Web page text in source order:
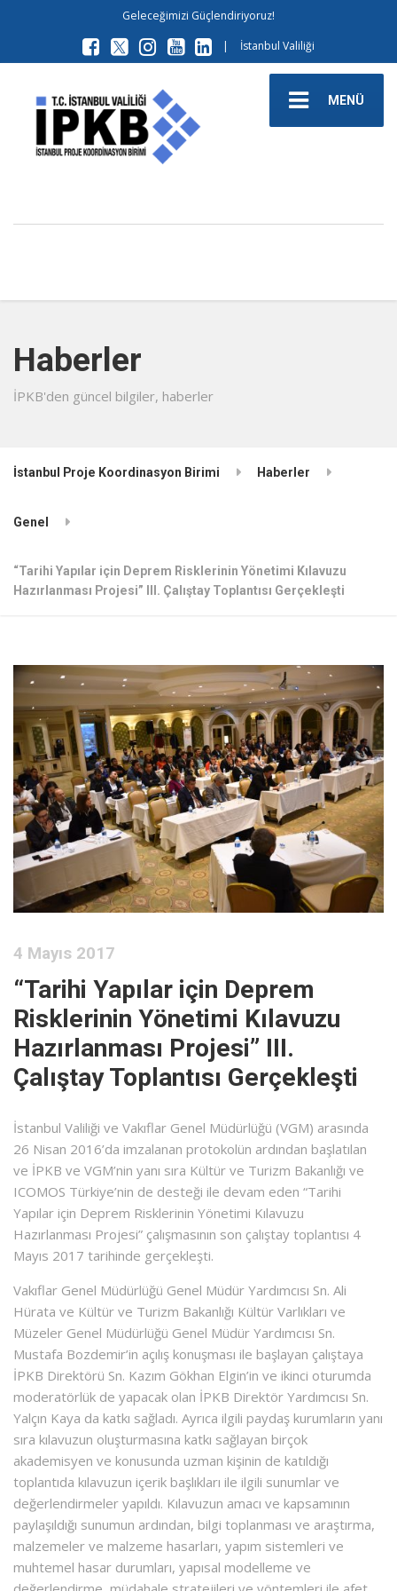
Geleceğimizi Güçlendiriyoruz!
|
İstanbul Valiliği
MENÜ
Haberler
İPKB'den güncel bilgiler, haberler
İstanbul Proje Koordinasyon Birimi Haberler
Genel
“Tarihi Yapılar için Deprem Risklerinin Yönetimi Kılavuzu
Hazırlanması Projesi” III. Çalıştay Toplantısı Gerçekleşti
4 Mayıs 2017
“Tarihi Yapılar için Deprem
Risklerinin Yönetimi Kılavuzu
Hazırlanması Projesi” III.
Çalıştay Toplantısı Gerçekleşti
İstanbul Valiliği ve Vakıflar Genel Müdürlüğü (VGM) arasında
26 Nisan 2016’da imzalanan protokolün ardından başlatılan
ve İPKB ve VGM’nin yanı sıra Kültür ve Turizm Bakanlığı ve
ICOMOS Türkiye’nin de desteği ile devam eden “Tarihi
Yapılar için Deprem Risklerinin Yönetimi Kılavuzu
Hazırlanması Projesi” çalışmasının son çalıştay toplantısı 4
Mayıs 2017 tarihinde gerçekleşti.
Vakıflar Genel Müdürlüğü Genel Müdür Yardımcısı Sn. Ali
Hürata ve Kültür ve Turizm Bakanlığı Kültür Varlıkları ve
Müzeler Genel Müdürlüğü Genel Müdür Yardımcısı Sn.
Mustafa Bozdemir’in açılış konuşması ile başlayan çalıştaya
İPKB Direktörü Sn. Kazım Gökhan Elgin’in ve ikinci oturumda
moderatörlük de yapacak olan İPKB Direktör Yardımcısı Sn.
Yalçın Kaya da katkı sağladı. Ayrıca ilgili paydaş kurumların yanı
sıra kılavuzun oluşturmasına katkı sağlayan birçok
akademisyen ve konusunda uzman kişinin de katıldığı
toplantıda kılavuzun içerik başlıkları ile ilgili sunumlar ve
değerlendirmeler yapıldı. Kılavuzun amacı ve kapsamının
paylaşıldığı sunumun ardından, bilgi toplanması ve araştırma,
malzemeler ve malzeme hasarları, yapım sistemleri ve
muhtemel hasar durumları, yapısal modelleme ve